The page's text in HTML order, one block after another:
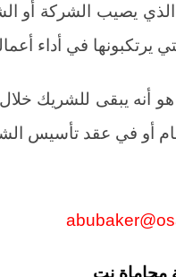
يصيب الشركة أو
يرتكبونها في أداء
هو أنه يبقى للشريك
أو في عقد تأسيس
محاماة نت